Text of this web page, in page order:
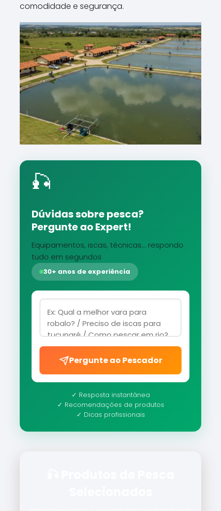
comodidade e segurança.
🎣
Dúvidas sobre pesca?
Pergunte ao Expert!
Equipamentos, iscas, técnicas... respondo
tudo em segundos
30+ anos de experiência
Pergunte ao Pescador
✓ Resposta instantânea
✓ Recomendações de produtos
✓ Dicas profissionais